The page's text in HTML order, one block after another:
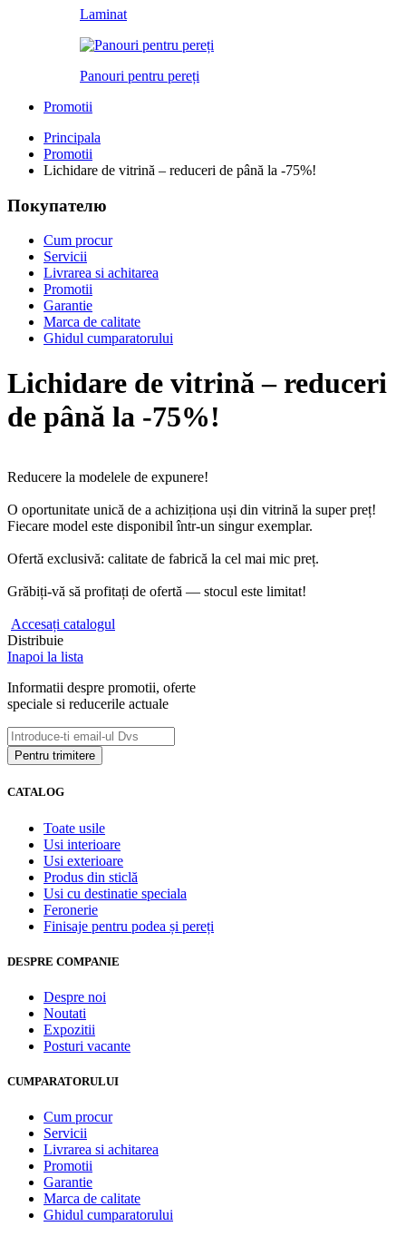
Laminat
Panouri pentru pereți
Promotii
Principala
Promotii
Lichidare de vitrină – reduceri de până la -75%!
Покупателю
Cum procur
Servicii
Livrarea si achitarea
Promotii
Garantie
Marca de calitate
Ghidul cumparatorului
Lichidare de vitrină – reduceri
de până la -75%!
Reducere la modelele de expunere!
O oportunitate unică de a achiziționa uși din vitrină la super preț!
Fiecare model este disponibil într-un singur exemplar.
Ofertă exclusivă: calitate de fabrică la cel mai mic preț.
Grăbiți-vă să profitați de ofertă — stocul este limitat!
Accesați catalogul
Distribuie
Inapoi la lista
Informatii despre promotii, oferte
speciale si reducerile actuale
CATALOG
Toate usile
Usi interioare
Usi exterioare
Produs din sticlă
Usi cu destinatie speciala
Feronerie
Finisaje pentru podea și pereți
DESPRE COMPANIE
Despre noi
Noutati
Expozitii
Posturi vacante
CUMPARATORULUI
Cum procur
Servicii
Livrarea si achitarea
Promotii
Garantie
Marca de calitate
Ghidul cumparatorului